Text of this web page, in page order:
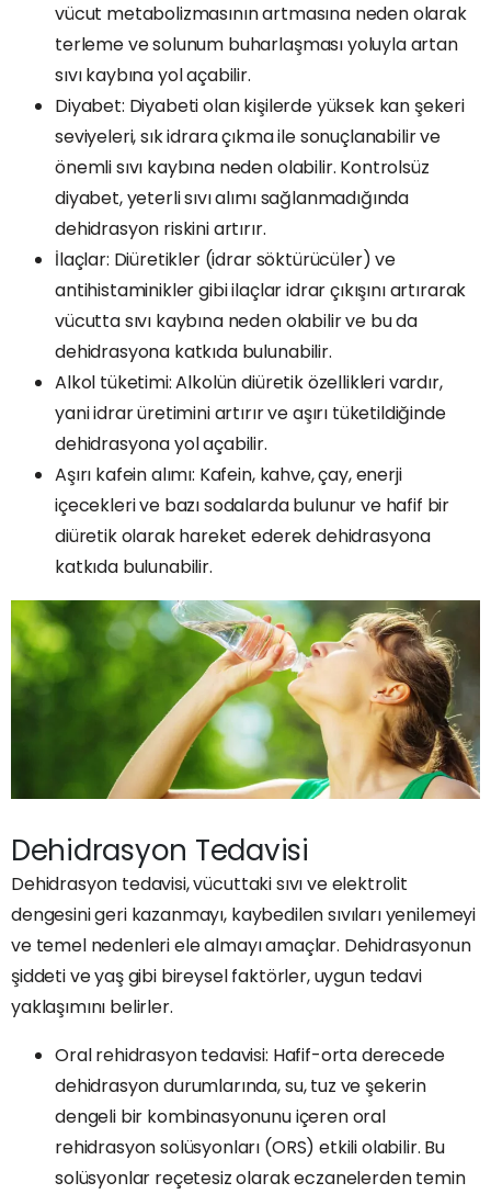
vücut metabolizmasının artmasına neden olarak
terleme ve solunum buharlaşması yoluyla artan
sıvı kaybına yol açabilir.
Diyabet: Diyabeti olan kişilerde yüksek kan şekeri
seviyeleri, sık idrara çıkma ile sonuçlanabilir ve
önemli sıvı kaybına neden olabilir. Kontrolsüz
diyabet, yeterli sıvı alımı sağlanmadığında
dehidrasyon riskini artırır.
İlaçlar: Diüretikler (idrar söktürücüler) ve
antihistaminikler gibi ilaçlar idrar çıkışını artırarak
vücutta sıvı kaybına neden olabilir ve bu da
dehidrasyona katkıda bulunabilir.
Alkol tüketimi: Alkolün diüretik özellikleri vardır,
yani idrar üretimini artırır ve aşırı tüketildiğinde
dehidrasyona yol açabilir.
Aşırı kafein alımı: Kafein, kahve, çay, enerji
içecekleri ve bazı sodalarda bulunur ve hafif bir
diüretik olarak hareket ederek dehidrasyona
katkıda bulunabilir.
Dehidrasyon Tedavisi
Dehidrasyon tedavisi, vücuttaki sıvı ve elektrolit
dengesini geri kazanmayı, kaybedilen sıvıları yenilemeyi
ve temel nedenleri ele almayı amaçlar. Dehidrasyonun
şiddeti ve yaş gibi bireysel faktörler, uygun tedavi
yaklaşımını belirler.
Oral rehidrasyon tedavisi: Hafif-orta derecede
dehidrasyon durumlarında, su, tuz ve şekerin
dengeli bir kombinasyonunu içeren oral
rehidrasyon solüsyonları (ORS) etkili olabilir. Bu
solüsyonlar reçetesiz olarak eczanelerden temin